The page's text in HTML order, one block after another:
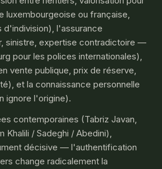
luxembourgeoise ou française,
d'indivision), l'assurance
sinistre, expertise contradictoire —
pour les polices internationales),
vente publique, prix de réserve,
et la connaissance personnelle
ignore l'origine).
contemporaines (Tabriz Javan,
Khalili / Sadeghi / Abedini),
décisive — l'authentification
change radicalement la